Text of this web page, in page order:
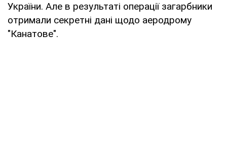
України. Але в результаті операції загарбники
отримали секретні дані щодо аеродрому
"Канатове".